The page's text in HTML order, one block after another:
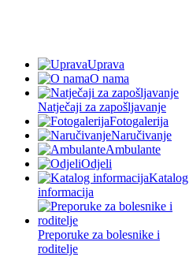
Uprava
O nama
Natječaji za zapošljavanje
Fotogalerija
Naručivanje
Ambulante
Odjeli
Katalog
informacija
Preporuke za bolesnike i
roditelje